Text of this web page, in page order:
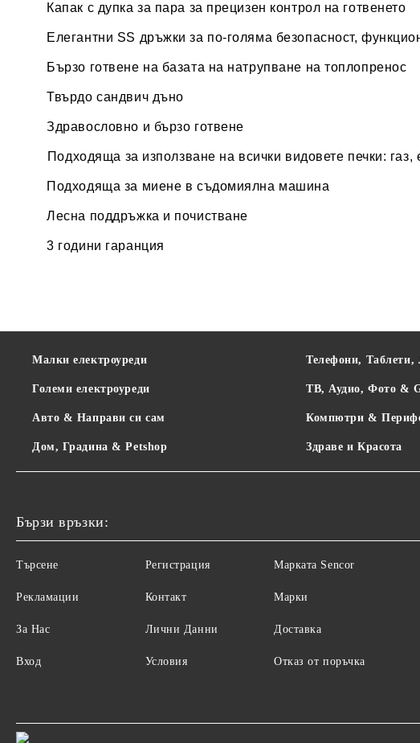
Капак с дупка за пара за прецизен контрол на готвенето
Елегантни SS дръжки за по-голяма безопасност,
Бързо готвене на базата на натрупване на топлопренос
Твърдо сандвич дъно
Здравословно и бързо готвене
Подходяща за използване на всички видовете печки:
Подходяща за миене в съдомиялна машина
Лесна поддръжка и почистване
3 години гаранция
Малки електроуреди
Големи електроуреди
Авто & Направи си сам
Дом, Градина & Petshop
Телефони, Таблети,
ТВ, Аудио, Фото &
Компютри &
Здраве и Красота
Бързи връзки:
Търсене
Рекламации
За Нас
Вход
Регистрация
Контакт
Лични Данни
Условия
Maрката Sencor
Марки
Доставка
Отказ от поръчка